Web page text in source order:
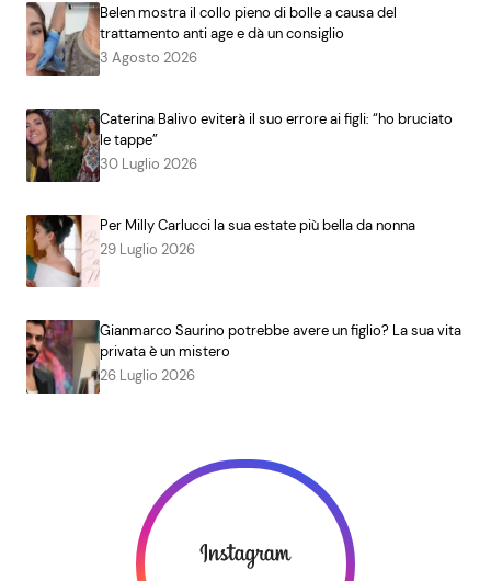
Belen mostra il collo pieno di bolle a causa del
trattamento anti age e dà un consiglio
3 Agosto 2026
Caterina Balivo eviterà il suo errore ai figli: “ho bruciato
le tappe”
30 Luglio 2026
Per Milly Carlucci la sua estate più bella da nonna
29 Luglio 2026
Gianmarco Saurino potrebbe avere un figlio? La sua vita
privata è un mistero
26 Luglio 2026